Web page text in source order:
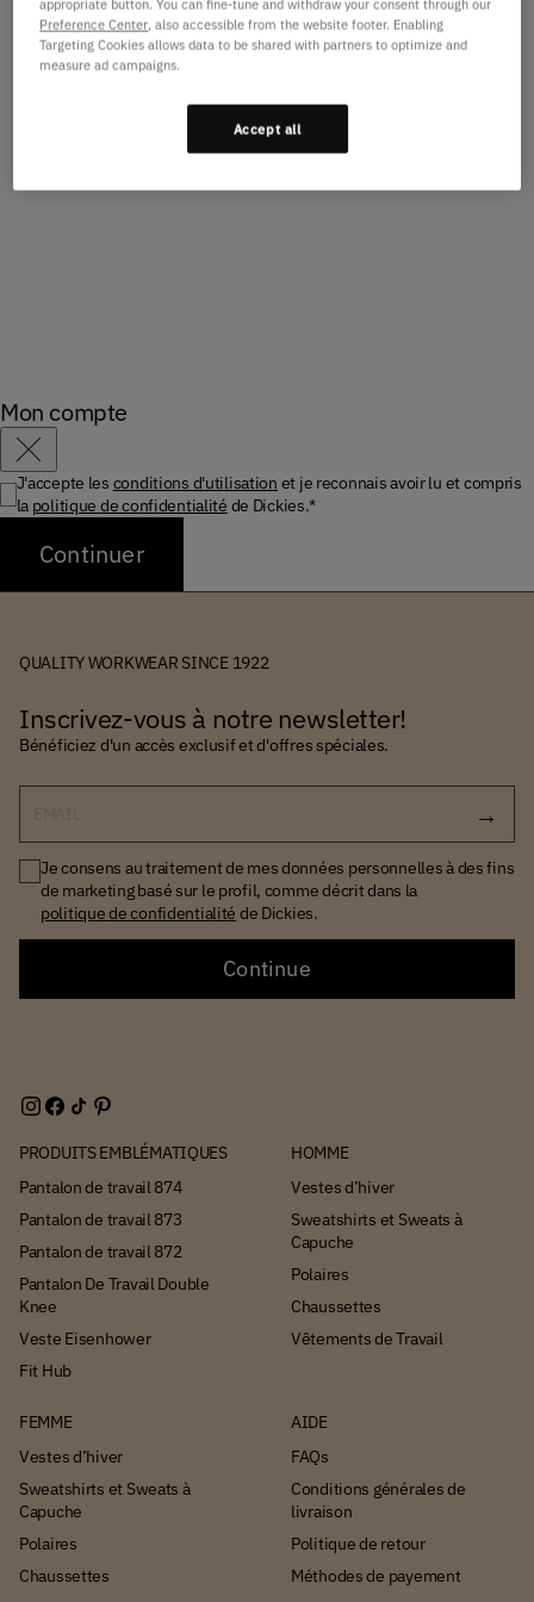
Page d'accueilFemme Jupes Robes Nouveautes
Mon compte
Fermer
J'accepte les conditions d'utilisation et je reconnais avoir lu et compris
la politique de confidentialité de Dickies.*
Continuer
QUALITY WORKWEAR SINCE 1922
Inscrivez-vous à notre newsletter!
Bénéficiez d'un accès exclusif et d'offres spéciales.
Je consens au traitement de mes données personnelles à des fins
de marketing basé sur le profil, comme décrit dans la
politique de confidentialité de Dickies.
Continue
PRODUITS EMBLÉMATIQUES
Pantalon de travail 874
Pantalon de travail 873
Pantalon de travail 872
Pantalon De Travail Double
Knee
Veste Eisenhower
Fit Hub
HOMME
Vestes d’hiver
Sweatshirts et Sweats à
Capuche
Polaires
Chaussettes
Vêtements de Travail
FEMME
Vestes d’hiver
Sweatshirts et Sweats à
Capuche
Polaires
Chaussettes
AIDE
FAQs
Conditions générales de
livraison
Politique de retour
Méthodes de payement
Preference Center, also accessible from the website footer. Enabling
Targeting Cookies allows data to be shared with partners to optimize and
measure ad campaigns.
Accept all